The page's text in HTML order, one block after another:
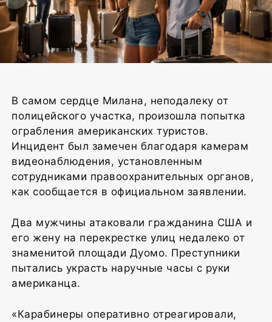
В самом сердце Милана, неподалеку от
полицейского участка, произошла попытка
ограбления американских туристов.
Инцидент был замечен благодаря камерам
видеонаблюдения, установленным
сотрудниками правоохранительных органов,
как сообщается в официальном заявлении.
Два мужчины атаковали гражданина США и
его жену на перекрестке улиц недалеко от
знаменитой площади Дуомо. Преступники
пытались украсть наручные часы с руки
американца.
«Карабинеры оперативно отреагировали,